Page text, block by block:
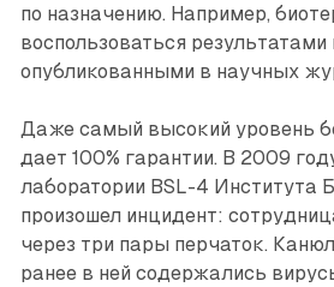
по назначению. Например,
воспользоваться
опубликованными в научных
Даже самый высокий уровень
дает 100% гарантии. В 2009
лаборатории BSL-4 Института
прои­зошел инцидент:
через три пары перчаток.
ранее в ней содержались